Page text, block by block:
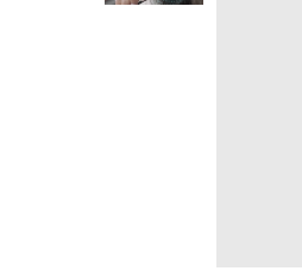
Fard de ochi